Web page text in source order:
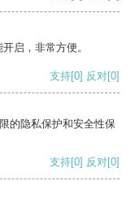
启，非常方便。
支持[0] 反对[0]
的隐私保护和安全性保
支持[0] 反对[0]